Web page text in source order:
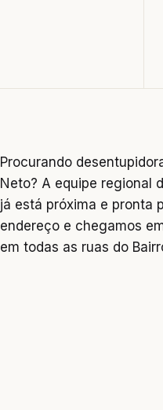
Procurando
Neto? A equipe regional
já está próxima e pronta
endereço e chegamos
em todas as ruas do